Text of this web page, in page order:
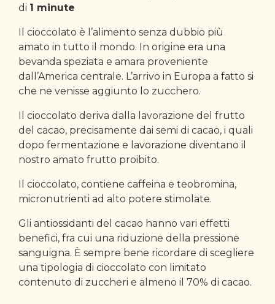
di 1 minute
Il cioccolato è l’alimento senza dubbio più
amato in tutto il mondo. In origine era una
bevanda speziata e amara proveniente
dall’America centrale. L’arrivo in Europa a fatto si
che ne venisse aggiunto lo zucchero.
Il cioccolato deriva dalla lavorazione del frutto
del cacao, precisamente dai semi di cacao, i quali
dopo fermentazione e lavorazione diventano il
nostro amato frutto proibito.
Il cioccolato, contiene caffeina e teobromina,
micronutrienti ad alto potere stimolate.
Gli antiossidanti del cacao hanno vari effetti
benefici, fra cui una riduzione della pressione
sanguigna. È sempre bene ricordare di scegliere
una tipologia di cioccolato con limitato
contenuto di zuccheri e almeno il 70% di cacao.